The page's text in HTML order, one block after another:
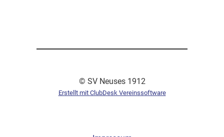
© SV Neuses 1912
Erstellt mit ClubDesk Vereinssoftware